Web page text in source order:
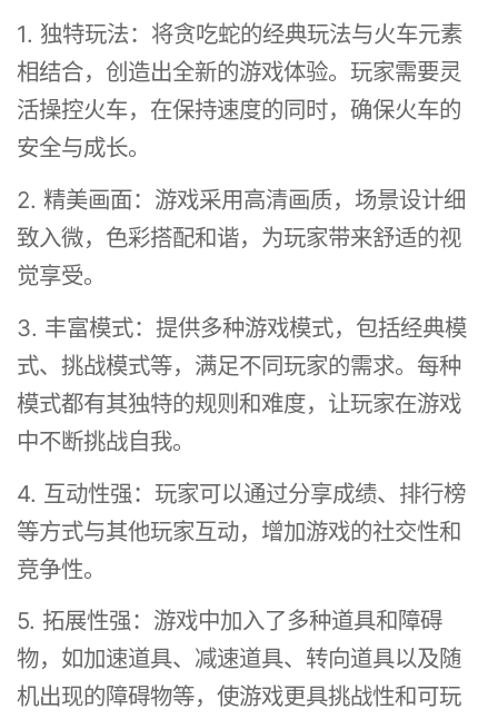
1. 独特玩法：将贪吃蛇的经典玩法与火车元素
相结合，创造出全新的游戏体验。玩家需要灵
活操控火车，在保持速度的同时，确保火车的
安全与成长。
2. 精美画面：游戏采用高清画质，场景设计细
致入微，色彩搭配和谐，为玩家带来舒适的视
觉享受。
3. 丰富模式：提供多种游戏模式，包括经典模
式、挑战模式等，满足不同玩家的需求。每种
模式都有其独特的规则和难度，让玩家在游戏
中不断挑战自我。
4. 互动性强：玩家可以通过分享成绩、排行榜
等方式与其他玩家互动，增加游戏的社交性和
竞争性。
5. 拓展性强：游戏中加入了多种道具和障碍
物，如加速道具、减速道具、转向道具以及随
机出现的障碍物等，使游戏更具挑战性和可玩